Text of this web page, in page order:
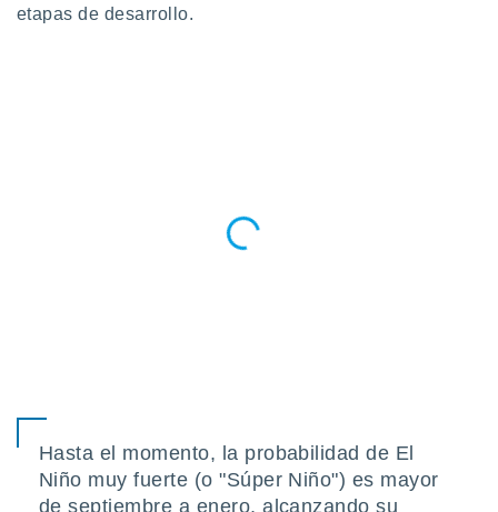
etapas de desarrollo.
Hasta el momento, la probabilidad de El
Niño muy fuerte (o "Súper Niño") es mayor
de septiembre a enero, alcanzando su